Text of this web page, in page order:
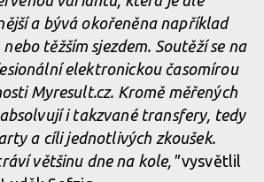
a bývá okořeněna například
těžším sjezdem. Soutěží se na
elektronickou časomírou
Myresult.cz. Kromě měřených
i takzvané transfery, tedy
a cíli jednotlivých zkoušek.
většinu dne na kole,"vysvětlil